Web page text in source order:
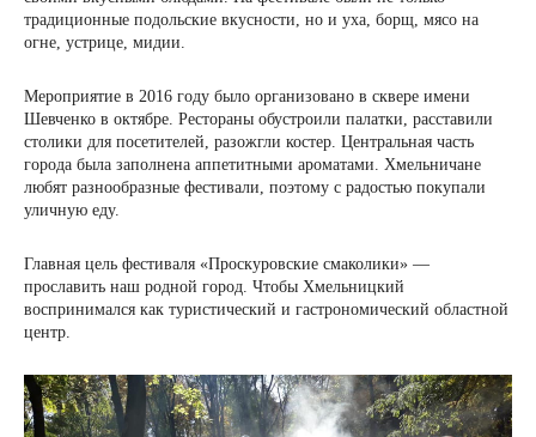
традиционные подольские вкусности, но и уха, борщ, мясо на
огне, устрице, мидии.
Мероприятие в 2016 году было организовано в сквере имени
Шевченко в октябре. Рестораны обустроили палатки, расставили
столики для посетителей, разожгли костер. Центральная часть
города была заполнена аппетитными ароматами. Хмельничане
любят разнообразные фестивали, поэтому с радостью покупали
уличную еду.
Главная цель фестиваля «Проскуровские смаколики» —
прославить наш родной город. Чтобы Хмельницкий
воспринимался как туристический и гастрономический областной
центр.